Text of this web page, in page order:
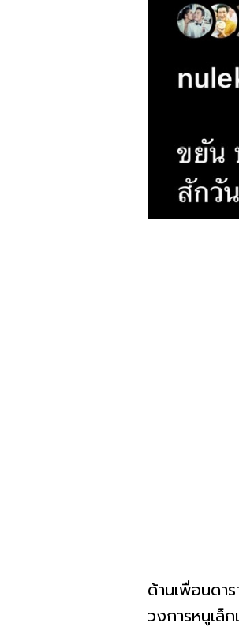
ด้านเพื่อนดา
วงการหนูเล็